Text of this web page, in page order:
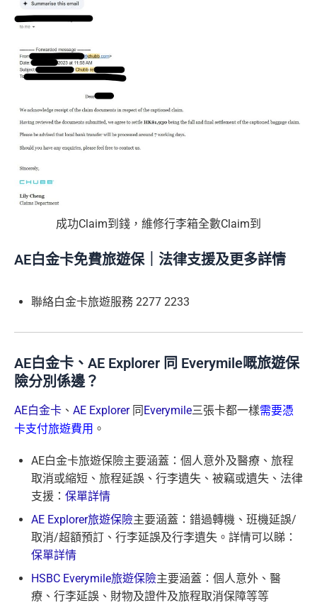
亞洲50+指定高爾夫球會免費果嶺費
集團第二晚免費住宿
積分無限期
飲食優惠全集：AE美膳會及餐廳優惠合集
一
優惠活動更新：AE信用卡優惠合集
❎缺點
海外簽賬手續費小貴，有2%收費(其他卡做緊1至1.9
5%)
轉換成飛行里數手續費每次HK$400
查看更多信用卡詳情及分析...
成功Claim到錢，維修行李箱全數Claim到
AE白金卡免費旅遊保｜法律支援及更多詳情
聯絡白金卡旅遊服務 2277 2233
AE白金卡、AE Explorer 同 Everymile嘅旅遊保
險分別係邊？
AE白金卡 、 AE Explorer同Everymile三張卡都一樣需要憑
卡支付旅遊費用 。
AE白金卡旅遊保險主要涵蓋：個人意外及醫療、旅程
取消或縮短、旅程延誤、行李遺失、被竊或遺失、法律
支援： 保單詳情
AE Explorer旅遊保險主要涵蓋：錯過轉機、班機延誤/
取消/超額預訂、行李延誤及行李遺失。詳情可以睇：
保單詳情
HSBC Everymile旅遊保險主要涵蓋：個人意外、醫
療、行李延誤、財物及證件及旅程取消保障等等